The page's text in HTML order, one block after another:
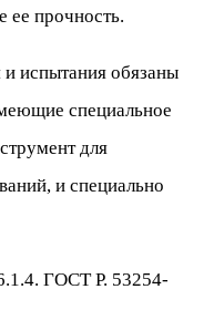
ее прочность.
испытания обязаны
специальное
для
и специально
ГОСТ Р. 53254-